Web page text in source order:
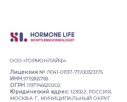
ООО «ГОРМОНЛАЙФ».
Лицензия № Л041-01137-77/00323175
ИНН 9715365768
ОГРН 1197746620202
Юридический адрес:123022, РОССИЯ,
МОСКВА Г., МУНИЦИПАЛЬНЫЙ ОКРУГ